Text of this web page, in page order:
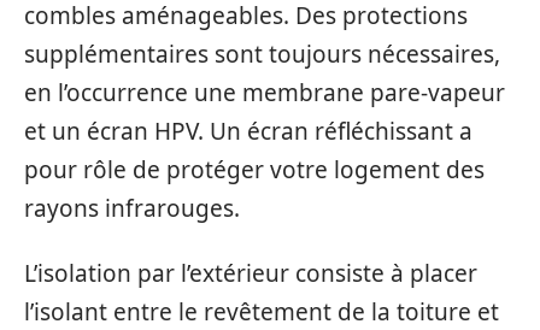
combles aménageables. Des protections
supplémentaires sont toujours nécessaires,
en l’occurrence une membrane pare-vapeur
et un écran HPV. Un écran réfléchissant a
pour rôle de protéger votre logement des
rayons infrarouges.
L’isolation par l’extérieur consiste à placer
l’isolant entre le revêtement de la toiture et